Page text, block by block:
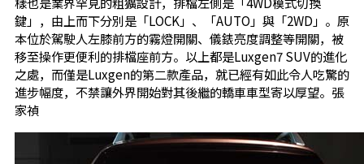
鍵」，由上而下分別是「LOCK」、「AUTO」與「2WD」。原
本位於駕駛人左膝前方的霧燈開關、儀錶亮度調整等開關，被
移至操作更便利的排檔座前方。以上都是Luxgen7 SUV的進化
之處，而僅是Luxgen的第二款產品，就已經有如此令人吃驚的
進步幅度，不禁讓外界開始對其後繼的轎車車型寄以厚望。張
家禎